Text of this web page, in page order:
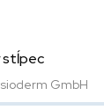
stĺpec
GmbH